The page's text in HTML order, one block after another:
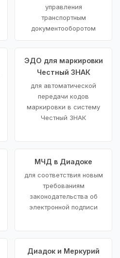
управления
транспортным
документооборотом
ЭДО для маркировки
Честный ЗНАК
для автоматической
передачи кодов
маркировки в систему
Честный ЗНАК
МЧД в Диадоке
для соответствия новым
требованиям
законодательства об
электронной подписи
Диадок и Меркурий